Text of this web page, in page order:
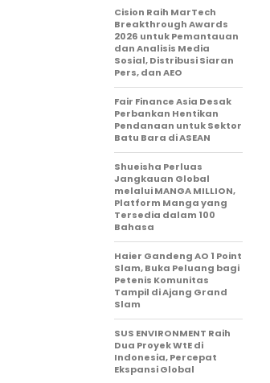
Cision Raih MarTech
Breakthrough Awards
2026 untuk Pemantauan
dan Analisis Media
Sosial, Distribusi Siaran
Pers, dan AEO
Fair Finance Asia Desak
Perbankan Hentikan
Pendanaan untuk Sektor
Batu Bara di ASEAN
Shueisha Perluas
Jangkauan Global
melalui MANGA MILLION,
Platform Manga yang
Tersedia dalam 100
Bahasa
Haier Gandeng AO 1 Point
Slam, Buka Peluang bagi
Petenis Komunitas
Tampil di Ajang Grand
Slam
SUS ENVIRONMENT Raih
Dua Proyek WtE di
Indonesia, Percepat
Ekspansi Global